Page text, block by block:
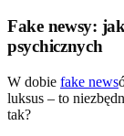
Fake newsy:
psychicznych
W dobie fake news
luksus – to
tak?